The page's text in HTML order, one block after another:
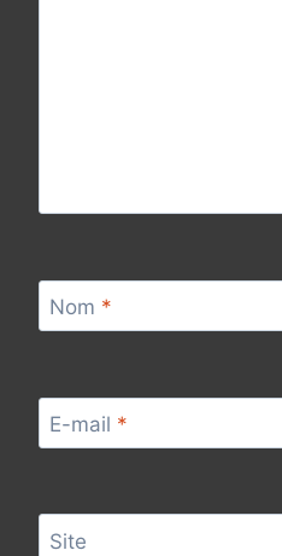
Nom *
E-mail *
Site